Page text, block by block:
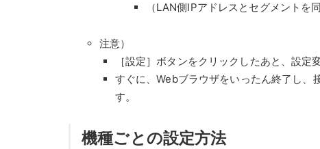
（LAN側IPアドレスとセグメントを
注意）
［設定］ボタンをクリックしたあと、設定
すぐに、Webブラウザをいったん終了し、
す。
機種ごとの設定方法